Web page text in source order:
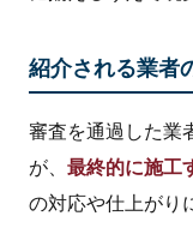
紹介される業者
審査を通過した業
が、 最終的に施工
の対応や仕上がり